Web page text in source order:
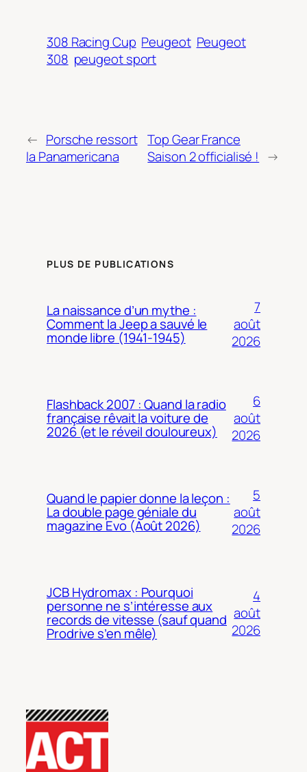
308 Racing Cup Peugeot Peugeot
308 peugeot sport
← Porsche ressort
la Panamericana
Top Gear France
Saison 2 officialisé ! →
PLUS DE PUBLICATIONS
La naissance d’un mythe :
Comment la Jeep a sauvé le
monde libre (1941-1945)
7
août
2026
Flashback 2007 : Quand la radio
française rêvait la voiture de
2026 (et le réveil douloureux)
6
août
2026
Quand le papier donne la leçon :
La double page géniale du
magazine Evo (Août 2026)
5
août
2026
JCB Hydromax : Pourquoi
personne ne s’intéresse aux
records de vitesse (sauf quand
Prodrive s’en mêle)
4
août
2026